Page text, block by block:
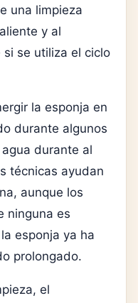
una limpieza
y al
se utiliza el ciclo
la esponja en
durante algunos
durante al
técnicas ayudan
aunque los
ninguna es
esponja ya ha
prolongado.
el